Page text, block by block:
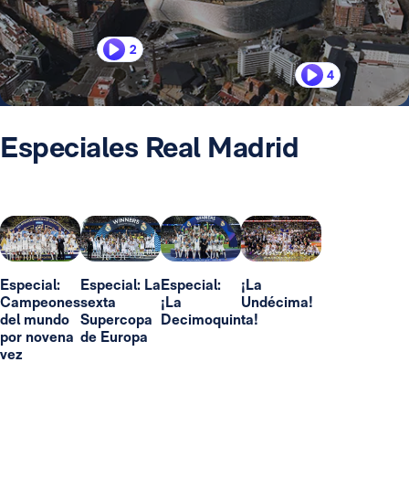
2
4
Especiales Real Madrid
Especial:
Campeones
del mundo
por novena
vez
Especial: La
sexta
Supercopa
de Europa
Especial:
¡La
Decimoquinta!
¡La
Undécima!